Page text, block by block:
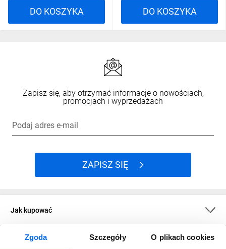
Zgoda Szczegóły O plikach cookies
DO KOSZYKA DO KOSZYKA
Zapisz się, aby otrzymać informacje o nowościach,
promocjach i wyprzedażach
Podaj adres e-mail
ZAPISZ SIĘ
Jak kupować
O firmie